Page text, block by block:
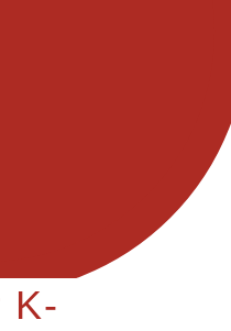
K-